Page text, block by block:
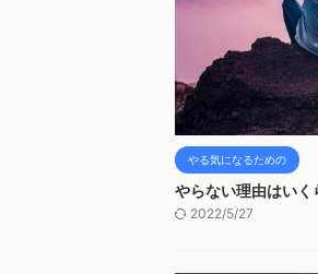
やる気になるための
やらない理由はいく
2022/5/27